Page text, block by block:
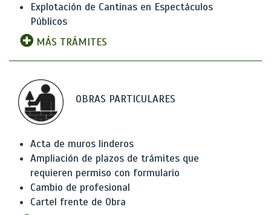
Explotación de Cantinas en Espectáculos
Públicos
MÁS TRÁMITES
OBRAS PARTICULARES
Acta de muros linderos
Ampliación de plazos de trámites que
requieren permiso con formulario
Cambio de profesional
Cartel frente de Obra